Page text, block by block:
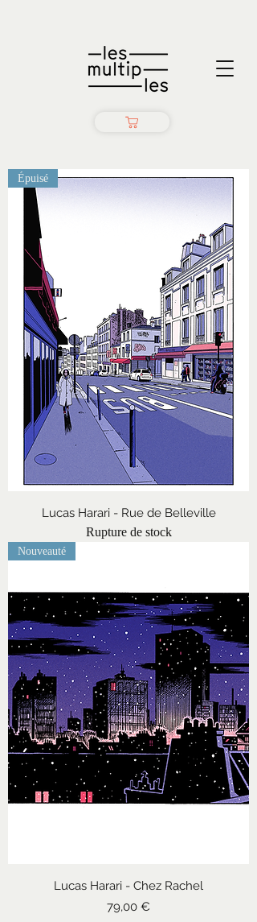
Épuisé
Lucas Harari - Rue de Belleville
Rupture de stock
Nouveauté
Lucas Harari - Chez Rachel
Prix
79,00 €